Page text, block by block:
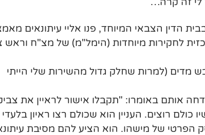
בבית הדין הצבאי המיוחד, פנו אליי עיתונאים
לחקירות מיוחדות (הימל"מ) של מצ"ח וראש
מדים (למרות שחלק גדול מהשירות שלי הייתי
אותם באומרו: "תקבלו אישור לראיין את
רוצים. העניין הוא שכולם רצו ראיון
של מישהו. הוא הציע להם מסיבת